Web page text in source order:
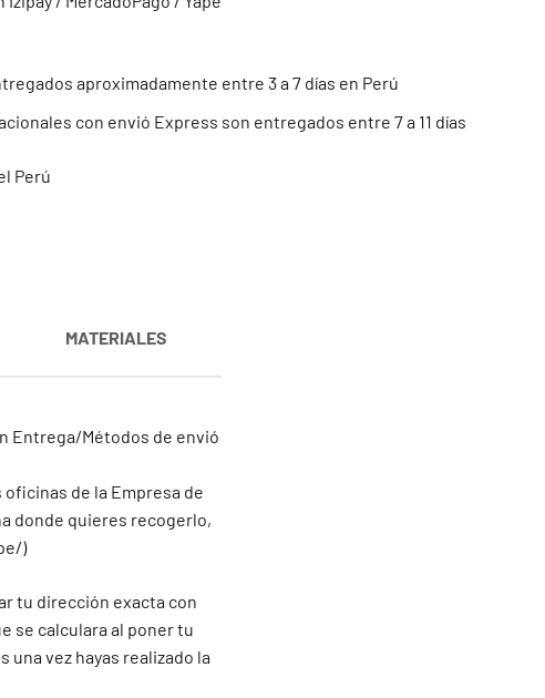
aproximadamente entre 3 a 7 días en Perú
con envió Express son entregados entre 7 a 11 días
Perú
Entrega/Métodos de envió
de la Empresa de
donde quieres recogerlo,
)
tu dirección exacta con
se calculara al poner tu
vez hayas realizado la
MATERIALES